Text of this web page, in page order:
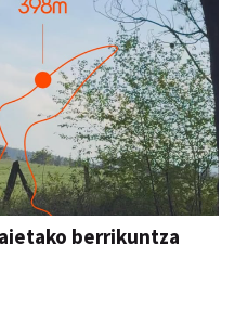
berrikuntza